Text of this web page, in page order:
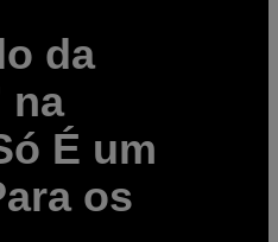
da
na
É um
os